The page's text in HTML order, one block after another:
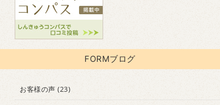
FORMブログ
お客様の声 (23)